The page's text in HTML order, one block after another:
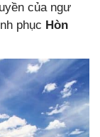
của ngư
phục Hòn